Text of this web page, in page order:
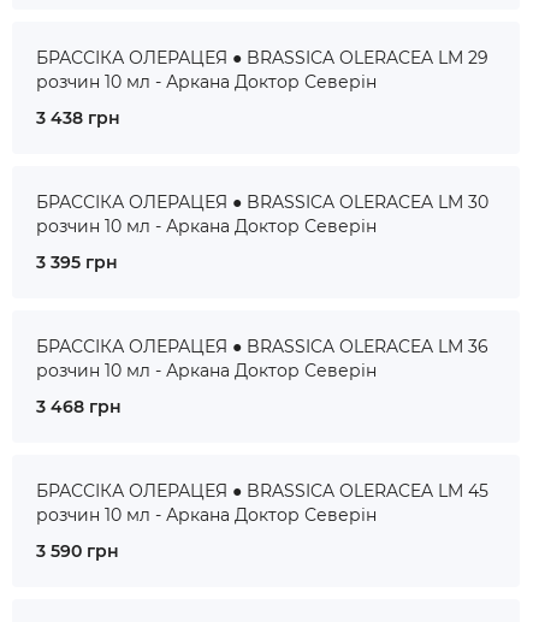
БРАССІКА ОЛЕРАЦЕЯ ● BRASSICA OLERACEA LM 29
розчин 10 мл - Аркана Доктор Северін
3 438 грн
БРАССІКА ОЛЕРАЦЕЯ ● BRASSICA OLERACEA LM 30
розчин 10 мл - Аркана Доктор Северін
3 395 грн
БРАССІКА ОЛЕРАЦЕЯ ● BRASSICA OLERACEA LM 36
розчин 10 мл - Аркана Доктор Северін
3 468 грн
БРАССІКА ОЛЕРАЦЕЯ ● BRASSICA OLERACEA LM 45
розчин 10 мл - Аркана Доктор Северін
3 590 грн